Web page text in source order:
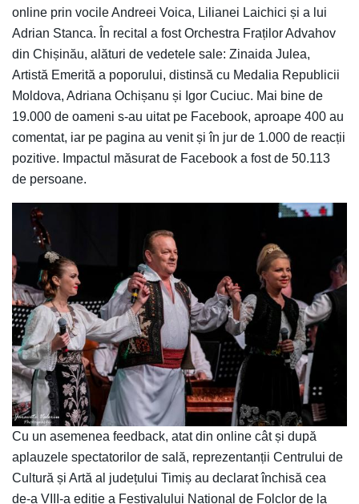
online prin vocile Andreei Voica, Lilianei Laichici și a lui
Adrian Stanca. În recital a fost Orchestra Fraților Advahov
din Chișinău, alături de vedetele sale: Zinaida Julea,
Artistă Emerită a poporului, distinsă cu Medalia Republicii
Moldova, Adriana Ochișanu și Igor Cuciuc. Mai bine de
19.000 de oameni s-au uitat pe Facebook, aproape 400 au
comentat, iar pe pagina au venit și în jur de 1.000 de reacții
pozitive. Impactul măsurat de Facebook a fost de 50.113
de persoane.
Cu un asemenea feedback, atat din online cât și după
aplauzele spectatorilor de sală, reprezentanții Centrului de
Cultură și Artă al județului Timiș au declarat închisă cea
de-a VIII-a ediție a Festivalului Național de Folclor de la